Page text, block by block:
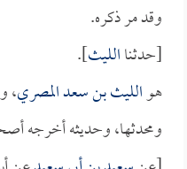
وقد مر ذكره.
[حدثناالليث].
هوالليث بن سعد المصري،
ومحدثها، وحديثه أخرجه